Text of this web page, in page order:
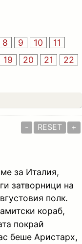
8 9 10
11
19 20 21
22
- RESET +
за Италия,
затворници на
полк.
кораб,
покрай
беше Аристарх,